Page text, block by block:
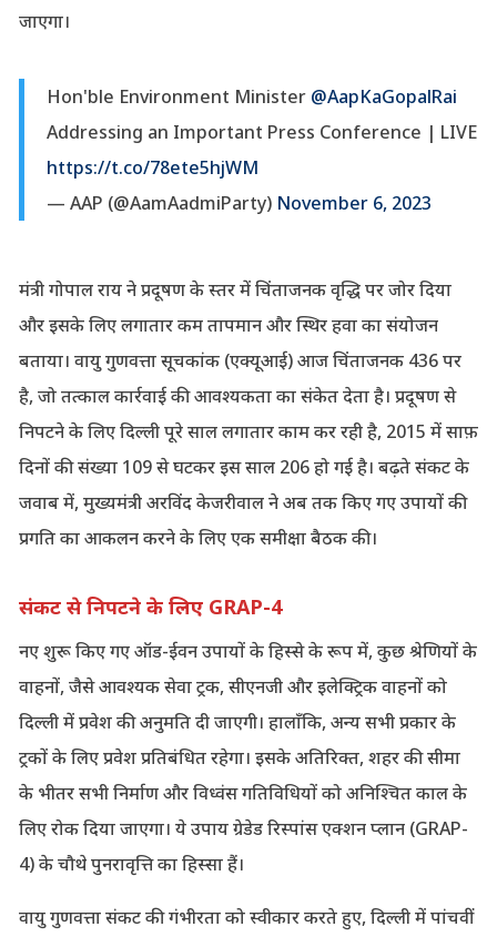
जाएगा।
Hon'ble Environment Minister @AapKaGopalRai
Addressing an Important Press Conference | LIVE
https://t.co/78ete5hjWM
— AAP (@AamAadmiParty) November 6, 2023
मंत्री गोपाल राय ने प्रदूषण के स्तर में चिंताजनक वृद्धि पर जोर दिया
और इसके लिए लगातार कम तापमान और स्थिर हवा का संयोजन
बताया। वायु गुणवत्ता सूचकांक (एक्यूआई) आज चिंताजनक 436 पर
है, जो तत्काल कार्रवाई की आवश्यकता का संकेत देता है। प्रदूषण से
निपटने के लिए दिल्ली पूरे साल लगातार काम कर रही है, 2015 में साफ़
दिनों की संख्या 109 से घटकर इस साल 206 हो गई है। बढ़ते संकट के
जवाब में, मुख्यमंत्री अरविंद केजरीवाल ने अब तक किए गए उपायों की
प्रगति का आकलन करने के लिए एक समीक्षा बैठक की।
संकट से निपटने के लिए GRAP-4
नए शुरू किए गए ऑड-ईवन उपायों के हिस्से के रूप में, कुछ श्रेणियों के
वाहनों, जैसे आवश्यक सेवा ट्रक, सीएनजी और इलेक्ट्रिक वाहनों को
दिल्ली में प्रवेश की अनुमति दी जाएगी। हालाँकि, अन्य सभी प्रकार के
ट्रकों के लिए प्रवेश प्रतिबंधित रहेगा। इसके अतिरिक्त, शहर की सीमा
के भीतर सभी निर्माण और विध्वंस गतिविधियों को अनिश्चित काल के
लिए रोक दिया जाएगा। ये उपाय ग्रेडेड रिस्पांस एक्शन प्लान (GRAP-
4) के चौथे पुनरावृत्ति का हिस्सा हैं।
वायु गुणवत्ता संकट की गंभीरता को स्वीकार करते हुए, दिल्ली में पांचवीं